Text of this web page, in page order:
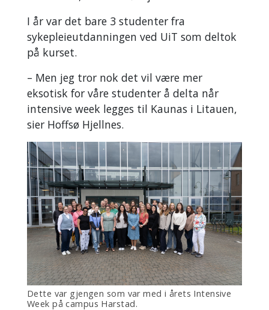
I år var det bare 3 studenter fra
sykepleieutdanningen ved UiT som deltok
på kurset.
– Men jeg tror nok det vil være mer
eksotisk for våre studenter å delta når
intensive week legges til Kaunas i Litauen,
sier Hoffsø Hjellnes.
Dette var gjengen som var med i årets Intensive
Week på campus Harstad.